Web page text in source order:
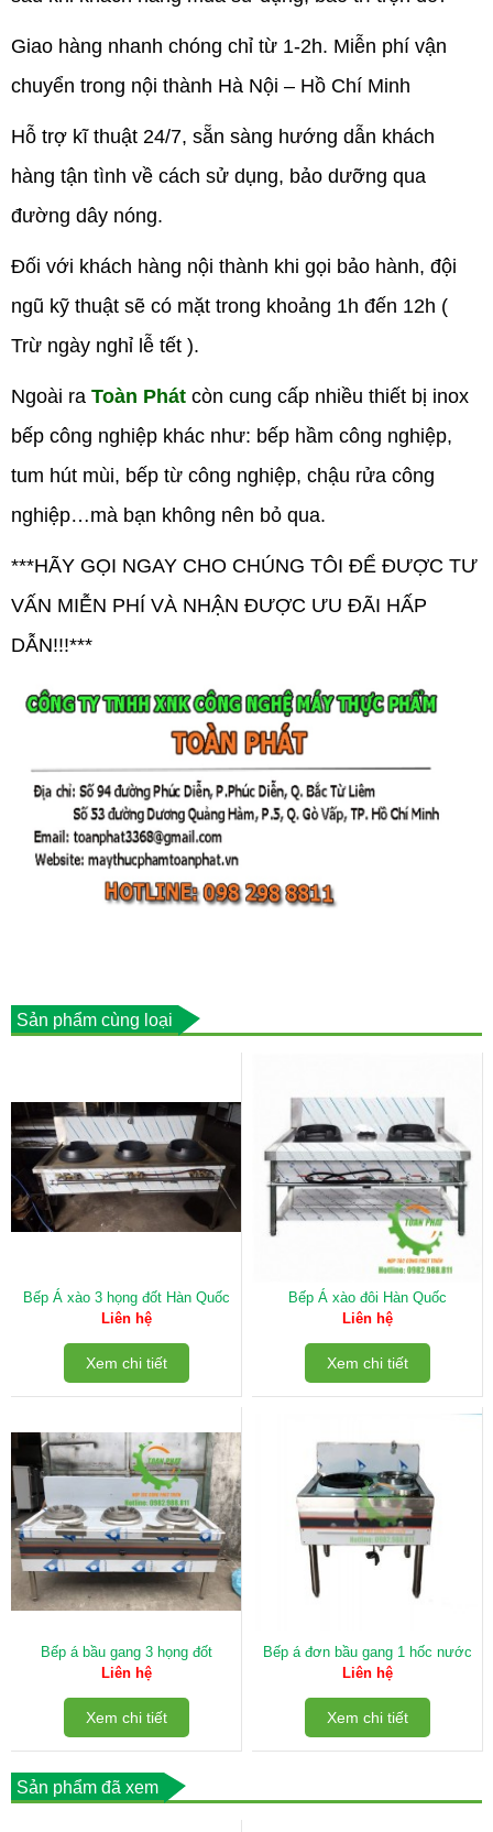
Giao hàng nhanh chóng chỉ từ 1-2h. Miễn phí vận
chuyển trong nội thành Hà Nội – Hồ Chí Minh
Hỗ trợ kĩ thuật 24/7, sẵn sàng hướng dẫn khách
hàng tận tình về cách sử dụng, bảo dưỡng qua
đường dây nóng.
Đối với khách hàng nội thành khi gọi bảo hành, đội
ngũ kỹ thuật sẽ có mặt trong khoảng 1h đến 12h (
Trừ ngày nghỉ lễ tết ).
Ngoài ra Toàn Phát còn cung cấp nhiều thiết bị inox
bếp công nghiệp khác như: bếp hầm công nghiệp,
tum hút mùi, bếp từ công nghiệp, chậu rửa công
nghiệp…mà bạn không nên bỏ qua.
***HÃY GỌI NGAY CHO CHÚNG TÔI ĐỂ ĐƯỢC TƯ
VẤN MIỄN PHÍ VÀ NHẬN ĐƯỢC ƯU ĐÃI HẤP
DẪN!!!***
Sản phẩm cùng loại
Bếp Á xào 3 họng đốt Hàn Quốc
Liên hệ
Xem chi tiết
Bếp Á xào đôi Hàn Quốc
Liên hệ
Xem chi tiết
Bếp á bầu gang 3 họng đốt
Liên hệ
Xem chi tiết
Bếp á đơn bầu gang 1 hốc nước
Liên hệ
Xem chi tiết
Sản phẩm đã xem